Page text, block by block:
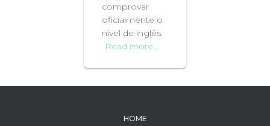
comprovar
oficialmente o
nível de inglês.
Read more…
HOME